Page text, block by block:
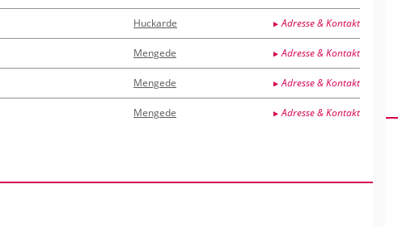
Huckarde Adresse & Kontakt
Mengede Adresse & Kontakt
Mengede Adresse & Kontakt
Mengede Adresse & Kontakt